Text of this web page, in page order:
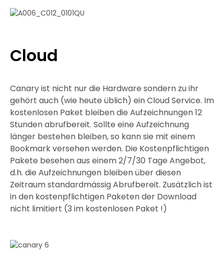
Cloud
Canary ist nicht nur die Hardware sondern zu ihr
gehört auch (wie heute üblich) ein Cloud Service. Im
kostenlosen Paket bleiben die Aufzeichnungen 12
Stunden abrufbereit. Sollte eine Aufzeichnung
länger bestehen bleiben, so kann sie mit einem
Bookmark versehen werden. Die Kostenpflichtigen
Pakete besehen aus einem 2/7/30 Tage Angebot,
d.h. die Aufzeichnungen bleiben über diesen
Zeitraum standardmässig Abrufbereit. Zusätzlich ist
in den kostenpflichtigen Paketen der Download
nicht limitiert (3 im kostenlosen Paket !)